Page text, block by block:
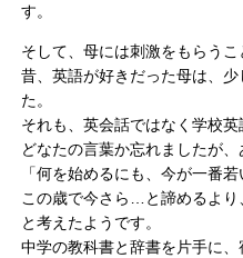
す。
そして、母には刺激をもらうこ
昔、英語が好きだった母は、
た。
それも、英会話ではなく学校英
どなたの言葉か忘れましたが、
「何を始めるにも、今が一番
この歳で今さら…と諦めるより
と考えたようです。
中学の教科書と辞書を片手に